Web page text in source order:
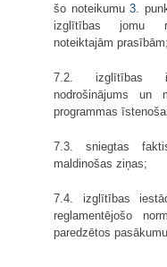
šo noteikumu3.
izglītības jomu
noteiktajām prasībām;
7.2. izglītības
nodrošinājums un
programmas
7.3. sniegtas
maldinošas ziņas;
7.4. izglītības
reglamentējošo
paredzētos